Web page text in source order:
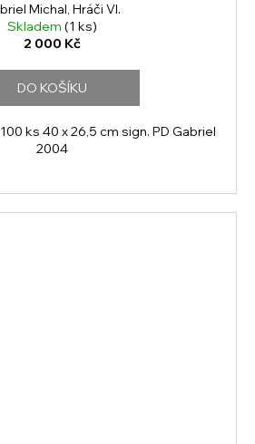
Michal, Hráči VI.
Skladem (1 ks)
2 000 Kč
DO KOŠÍKU
ks 40 x 26,5 cm sign. PD Gabriel
2004